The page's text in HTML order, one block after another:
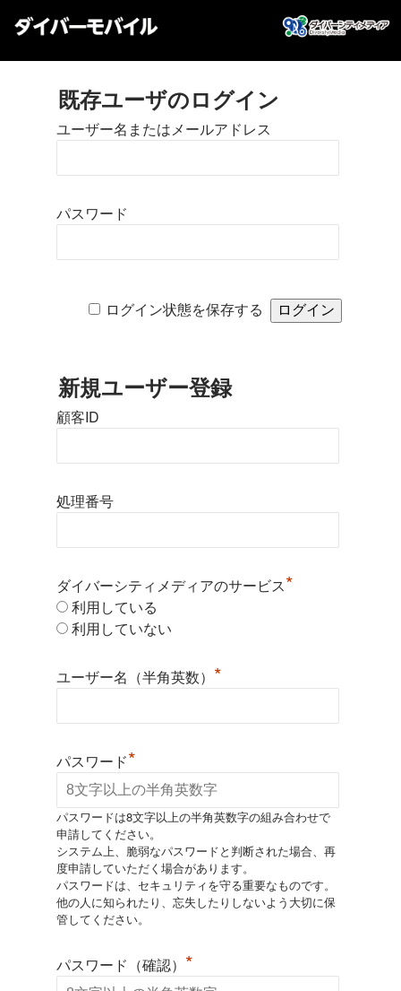
既存ユーザのログイン
ユーザー名またはメールアドレス
パスワード
ログイン状態を保存する
新規ユーザー登録
顧客ID
処理番号
ダイバーシティメディアのサービス*
利用している
利用していない
ユーザー名（半角英数） *
パスワード*
パスワードは8文字以上の半角英数字の組み合わせで
申請してください。
システム上、脆弱なパスワードと判断された場合、再
度申請していただく場合があります。
パスワードは、セキュリティを守る重要なものです。
他の人に知られたり、忘失したりしないよう大切に保
管してください。
パスワード（確認） *